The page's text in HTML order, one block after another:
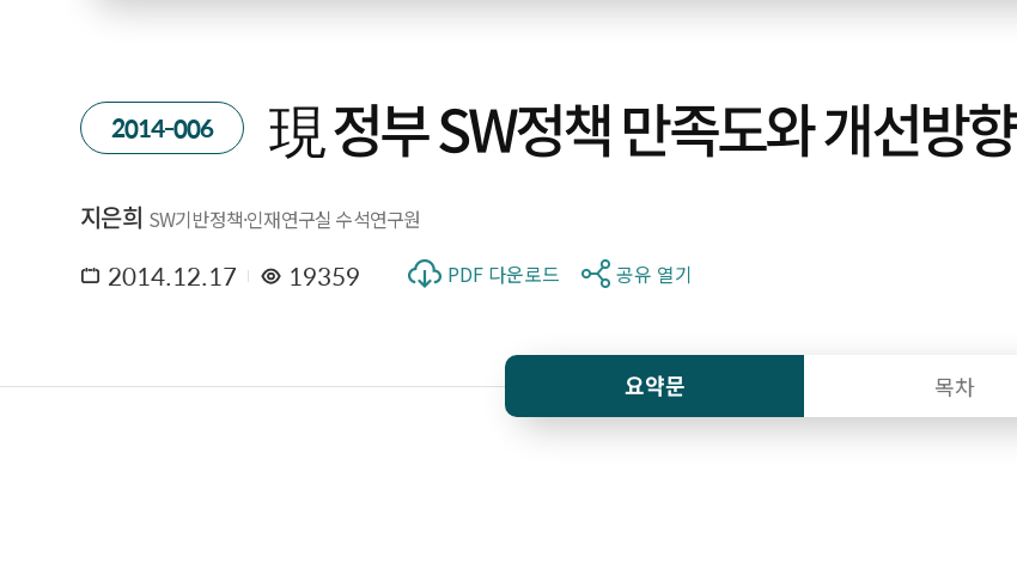
2014-006 現 정부 SW정책 만족도와 개선방향
지은희 SW기반정책·인재연구실 수석연구원
2014.12.17 19359 PDF 다운로드 공유 열기
요약문 목차